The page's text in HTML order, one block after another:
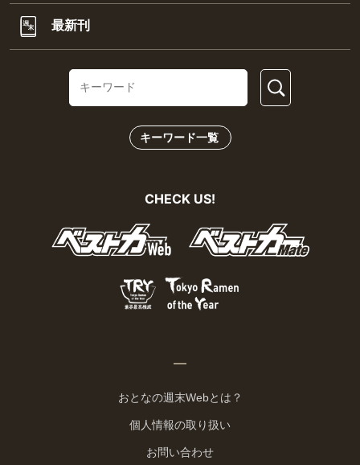
最新刊
キーワード一覧
CHECK US!
おとなの週末Webとは？
個人情報の取り扱い
お問い合わせ